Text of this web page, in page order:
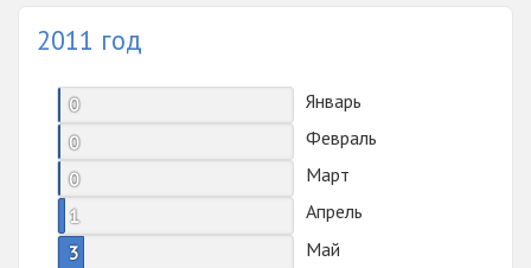
2011 год
0
Январь
0
Февраль
0
Март
1
Апрель
3
Май